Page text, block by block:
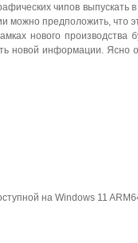
чипов выпускать
можно предположить, что
нового
новой информации.
на Windows 11